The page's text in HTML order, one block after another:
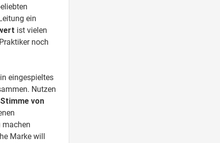
ein
ist vielen
noch
eingespieltes
Nutzen
von
machen
Marke will